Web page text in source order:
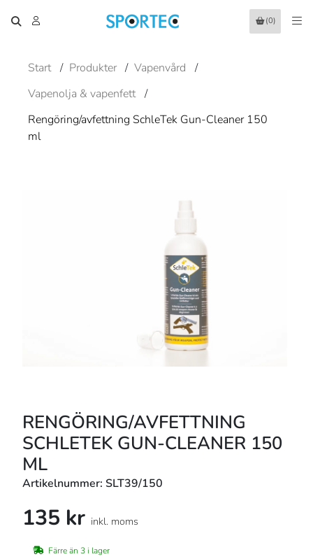
(0)
Start / Produkter / Vapenvård
/
Vapenolja & vapenfett /
Rengöring/avfettning SchleTek Gun-Cleaner 150
ml
RENGÖRING/AVFETTNING
SCHLETEK GUN-CLEANER 150
ML
Artikelnummer: SLT39/150
135 kr inkl. moms
Färre än 3 i lager